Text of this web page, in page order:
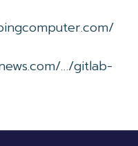
…/gitlab-